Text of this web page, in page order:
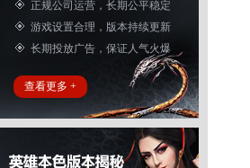
正规公司运营，长期公平稳定
游戏设置合理，版本持续更新
长期投放广告，保证人气火爆
查看更多 +